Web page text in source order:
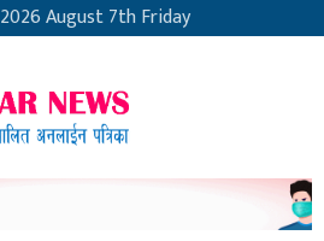
2026 August 7th Friday